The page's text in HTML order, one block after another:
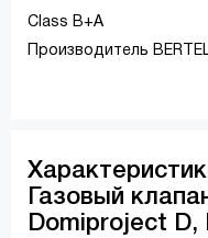
Class B+A
Производитель
Газовый
Domiproject D,